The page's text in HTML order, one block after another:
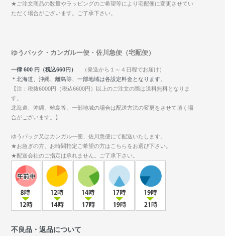
★ご注文商品の数量やラッピングのご希望等により宅配便に変更させてい
ただく場合がございます。ご了承下さい。
ゆうパック・カンガルー便・佐川急便（宅配便）
一律 600 円（税込660円）
（発送から１～４日程でお届け）
＊北海道、沖縄、離島等、一部地域は各設定料金となります。
【注：税抜6000円（税込6600円）以上のご注文の際は送料無料となりま
す。
北海道、沖縄、離島等、一部地域の場合は配送方法の変更をさせて頂く場
合がございます。】
ゆうパック又はカンガルー便、佐川急便にて配送いたします。
★お急ぎの方、お時間指定ご希望の方はこちらをお選び下さい。
★配送会社のご指定は承れません。ご了承下さい。
不良品・返品について